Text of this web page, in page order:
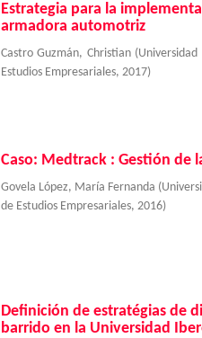
Estrategia para la
armadora automotriz
Castro Guzmán, Christian (
Estudios Empresariales, 2017)
Caso: Medtrack : Gestión de
Govela López, María Fernanda (
de Estudios Empresariales, 2016)
Definición de estratégias de
barrido en la Universidad